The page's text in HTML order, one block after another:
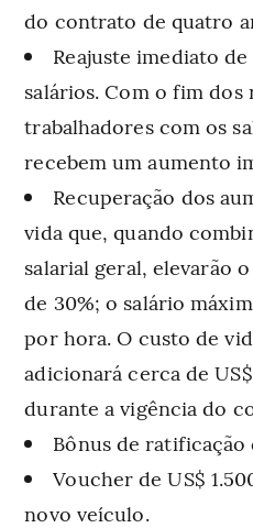
do contrato de quatro
Reajuste imediato
salários. Com o fim dos
trabalhadores com os
recebem um aumento
Recuperação dos
vida que, quando
salarial geral, elevarão
de 30%; o salário
por hora. O custo de
adicionará cerca de
durante a vigência do
Bônus de ratificação
Voucher de US$
novo veículo.